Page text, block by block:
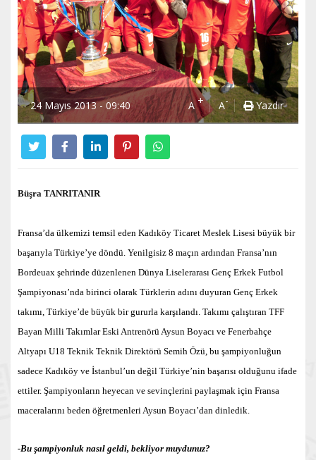
24 Mayıs 2013 - 09:40 A+ A- Yazdır
Büşra TANRITANIR
Fransa’da ülkemizi temsil eden Kadıköy Ticaret Meslek Lisesi büyük bir
başarıyla Türkiye’ye döndü. Yenilgisiz 8 maçın ardından Fransa’nın
Bordeuax şehrinde düzenlenen Dünya Liselerarası Genç Erkek Futbol
Şampiyonası’nda birinci olarak Türklerin adını duyuran Genç Erkek
takımı, Türkiye’de büyük bir gururla karşılandı. Takımı çalıştıran TFF
Bayan Milli Takımlar Eski Antrenörü Aysun Boyacı ve Fenerbahçe
Altyapı U18 Teknik Teknik Direktörü Semih Özü, bu şampiyonluğun
sadece Kadıköy ve İstanbul’un değil Türkiye’nin başarısı olduğunu ifade
ettiler. Şampiyonların heyecan ve sevinçlerini paylaşmak için Fransa
maceralarını beden öğretmenleri Aysun Boyacı’dan dinledik.
-Bu şampiyonluk nasıl geldi, bekliyor muydunuz?